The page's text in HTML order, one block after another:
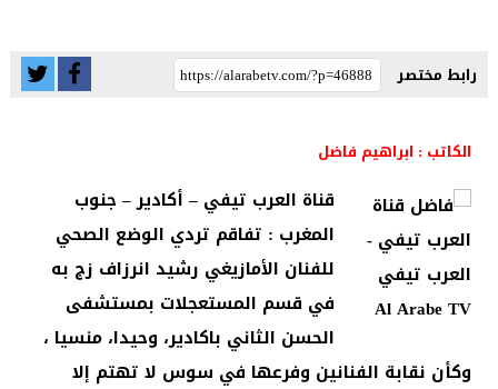
رابط مختصر
الكاتب : ابراهيم فاضل
قناة العرب تيفي – أكادير – جنوب
المغرب : تفاقم تردي الوضع الصحي
للفنان الأمازيغي رشيد انرزاف زج به
في قسم المستعجلات بمستشفى
الحسن الثاني باكادير، وحيدا، منسيا ،
وكأن نقابة الفنانين وفرعها في سوس لا تهتم إلا